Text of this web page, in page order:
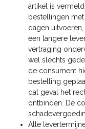
artikel is
bestellingen
dagen
een langere
vertraging
wel slechts
de consument
bestelling
dat geval het
ontbinden. De
Alle